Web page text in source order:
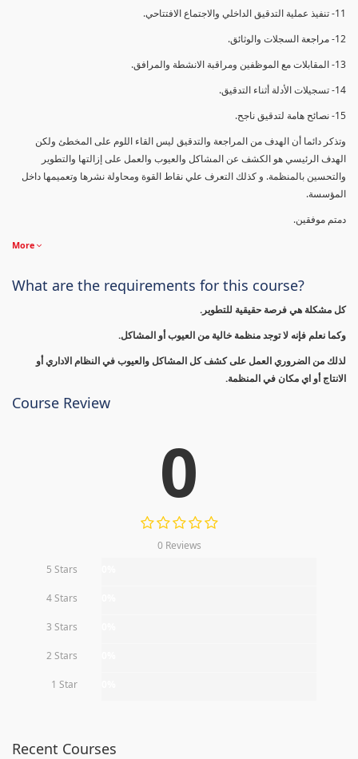
11- تنفيذ عملية التدقيق الداخلي والاجتماع الافتتاحي.
12- مراجعة السجلات والوثائق.
13- المقابلات مع الموظفين ومراقبة الانشطة والمرافق.
14- تسجيلات الأدلة أثناء التدقيق.
15- نصائح هامة لتدقيق ناجح.
وتذكر دائما أن الهدف من المراجعة والتدقيق ليس القاء اللوم على المخطئ ولكن
الهدف الرئيسي هو الكشف عن المشاكل والعيوب والعمل على إزالتها والتطوير
والتحسين بالمنظمة. و كذلك التعرف علي نقاط القوة ومحاولة نشرها وتعميمها داخل
المؤسسة.
دمتم موفقين.
More
What are the requirements for this course?
كل مشكلة هي فرصة حقيقية للتطوير.
وكما نعلم فإنه لا توجد منظمة خالية من العيوب أو المشاكل.
لذلك من الضروري العمل على كشف كل المشاكل والعيوب في النظام الاداري أو
الانتاج أو اي مكان في المنظمة.
Course Review
0
0 Reviews
5 Stars
4 Stars
3 Stars
2 Stars
1 Star
Recent Courses